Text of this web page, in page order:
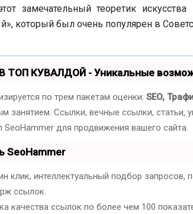
замечательный теоретик
который был очень популярен в
ТОП КУВАЛДОЙ - Уникальные
по трем пакетам оценки: SEO,
занятием. Ссылки, вечные ссылки, статьи,
SeoHammer для продвижения вашего сайта.
SeoHammer
клик, интеллектуальный подбор
ссылок.
качества ссылок по более чем 100